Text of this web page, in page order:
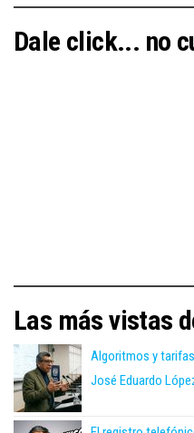
Dale click... no
Las más vistas
Algoritmos y
José Eduardo